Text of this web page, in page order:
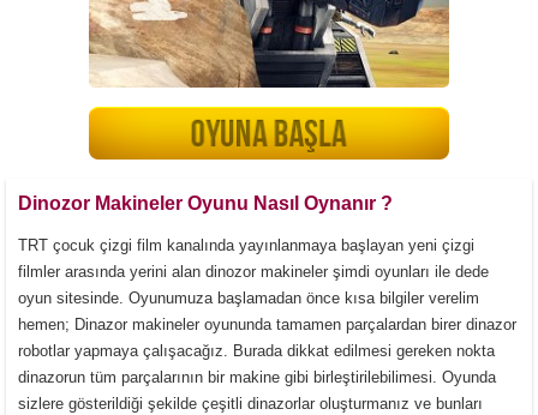
Dinozor Makineler Oyunu Nasıl Oynanır ?
TRT çocuk çizgi film kanalında yayınlanmaya başlayan yeni çizgi
filmler arasında yerini alan dinozor makineler şimdi oyunları ile dede
oyun sitesinde. Oyunumuza başlamadan önce kısa bilgiler verelim
hemen; Dinazor makineler oyununda tamamen parçalardan birer dinazor
robotlar yapmaya çalışacağız. Burada dikkat edilmesi gereken nokta
dinazorun tüm parçalarının bir makine gibi birleştirilebilimesi. Oyunda
sizlere gösterildiği şekilde çeşitli dinazorlar oluşturmanız ve bunları